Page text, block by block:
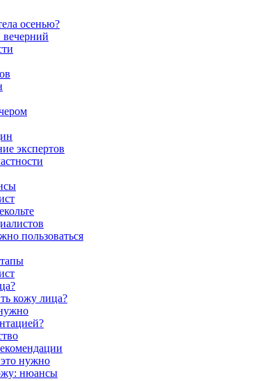
осенью?
экспертов
пользоваться
кожу лица?
нужно
нюансы